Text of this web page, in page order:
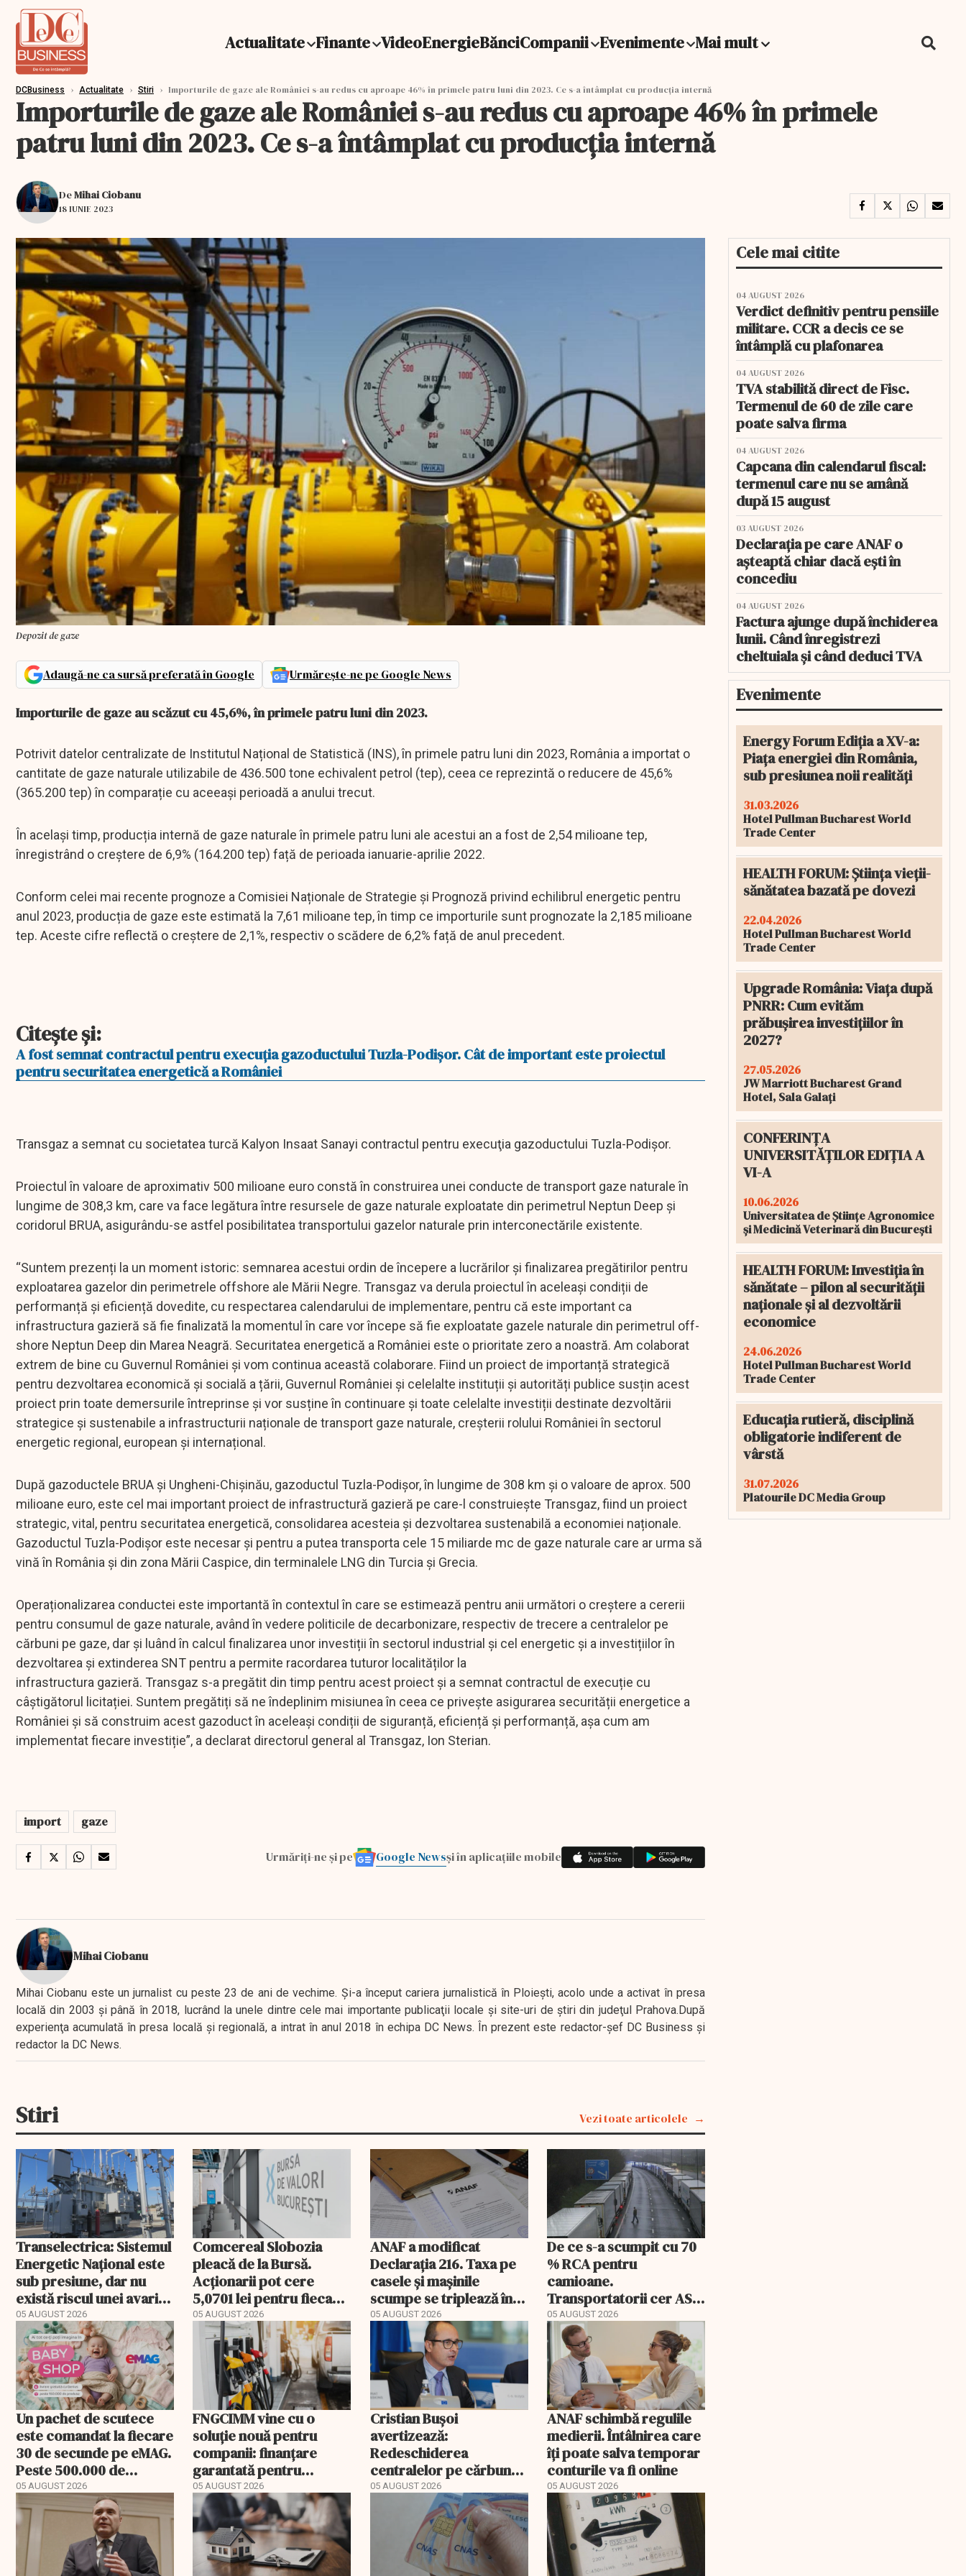
Actualitate Finante VideoEnergieBănciCompanii Evenimente Mai mult
DCBusiness › Actualitate › Stiri › Importurile de gaze ale României s-au redus cu aproape 46% în primele patru luni din 2023. Ce s-a întâmplat cu producţia internă
Importurile de gaze ale României s-au redus cu aproape 46% în primele
patru luni din 2023. Ce s-a întâmplat cu producţia internă
DeMihai Ciobanu
18 IUNIE 2023
Depozit de gaze
Adaugă-ne ca sursă preferată în Google Urmărește-ne pe Google News
Importurile de gaze au scăzut cu 45,6%, în primele patru luni din 2023.
Potrivit datelor centralizate de Institutul Național de Statistică (INS), în primele patru luni din 2023, România a importat o
cantitate de gaze naturale utilizabile de 436.500 tone echivalent petrol (tep), ceea ce reprezintă o reducere de 45,6%
(365.200 tep) în comparație cu aceeași perioadă a anului trecut.
În același timp, producția internă de gaze naturale în primele patru luni ale acestui an a fost de 2,54 milioane tep,
înregistrând o creștere de 6,9% (164.200 tep) față de perioada ianuarie-aprilie 2022.
Conform celei mai recente prognoze a Comisiei Naționale de Strategie și Prognoză privind echilibrul energetic pentru
anul 2023, producția de gaze este estimată la 7,61 milioane tep, în timp ce importurile sunt prognozate la 2,185 milioane
tep. Aceste cifre reflectă o creștere de 2,1%, respectiv o scădere de 6,2% față de anul precedent.
Citeşte şi:
A fost semnat contractul pentru execuţia gazoductului Tuzla-Podişor. Cât de important este proiectul
pentru securitatea energetică a României
Transgaz a semnat cu societatea turcă Kalyon Insaat Sanayi contractul pentru execuţia gazoductului Tuzla-Podişor.
Proiectul în valoare de aproximativ 500 milioane euro constă în construirea unei conducte de transport gaze naturale în
lungime de 308,3 km, care va face legătura între resursele de gaze naturale exploatate din perimetrul Neptun Deep şi
coridorul BRUA, asigurându-se astfel posibilitatea transportului gazelor naturale prin interconectările existente.
“Suntem prezenți la un moment istoric: semnarea acestui ordin de începere a lucrărilor și finalizarea pregătirilor pentru
exploatarea gazelor din perimetrele offshore ale Mării Negre. Transgaz va derula proiectul în aceleași condiții de
performanță și eficiență dovedite, cu respectarea calendarului de implementare, pentru că este important ca
infrastructura gazieră să fie finalizată la momentul în care vor începe să fie exploatate gazele naturale din perimetrul off-
shore Neptun Deep din Marea Neagră. Securitatea energetică a României este o prioritate zero a noastră. Am colaborat
extrem de bine cu Guvernul României și vom continua această colaborare. Fiind un proiect de importanță strategică
pentru dezvoltarea economică și socială a țării, Guvernul României și celelalte instituții și autorități publice susțin acest
proiect prin toate demersurile întreprinse și vor susține în continuare și toate celelalte investiții destinate dezvoltării
strategice și sustenabile a infrastructurii naționale de transport gaze naturale, creșterii rolului României în sectorul
energetic regional, european și internațional.
După gazoductele BRUA și Ungheni-Chișinău, gazoductul Tuzla-Podișor, în lungime de 308 km și o valoare de aprox. 500
milioane euro, este cel mai important proiect de infrastructură gazieră pe care-l construiește Transgaz, fiind un proiect
strategic, vital, pentru securitatea energetică, consolidarea acesteia și dezvoltarea sustenabilă a economiei naționale.
Gazoductul Tuzla-Podișor este necesar și pentru a putea transporta cele 15 miliarde mc de gaze naturale care ar urma să
vină în România și din zona Mării Caspice, din terminalele LNG din Turcia și Grecia.
Operaționalizarea conductei este importantă în contextul în care se estimează pentru anii următori o creștere a cererii
pentru consumul de gaze naturale, având în vedere politicile de decarbonizare, respectiv de trecere a centralelor pe
cărbuni pe gaze, dar și luând în calcul finalizarea unor investiții în sectorul industrial și cel energetic și a investițiilor în
dezvoltarea și extinderea SNT pentru a permite racordarea tuturor localităților la
infrastructura gazieră. Transgaz s-a pregătit din timp pentru acest proiect și a semnat contractul de execuție cu
câștigătorul licitației. Suntem pregătiți să ne îndeplinim misiunea în ceea ce privește asigurarea securității energetice a
României și să construim acest gazoduct în aceleași condiții de siguranță, eficiență și performanță, așa cum am
implementat fiecare investiție”, a declarat directorul general al Transgaz, Ion Sterian.
import gaze
Urmăriți-ne și pe Google Newsși în aplicațiile mobile
Mihai Ciobanu
Mihai Ciobanu este un jurnalist cu peste 23 de ani de vechime. Şi-a început cariera jurnalistică în Ploieşti, acolo unde a activat în presa
locală din 2003 şi până în 2018, lucrând la unele dintre cele mai importante publicaţii locale şi site-uri de ştiri din judeţul Prahova.După
experienţa acumulată în presa locală şi regională, a intrat în anul 2018 în echipa DC News. În prezent este redactor-şef DC Business şi
redactor la DC News.
Stiri Vezi toate articolele
Transelectrica: Sistemul
Energetic Național este
sub presiune, dar nu
există riscul unei avarii
majore
05 AUGUST 2026
Comcereal Slobozia
pleacă de la Bursă.
Acționarii pot cere
5,0701 lei pentru fiecare
acțiune
05 AUGUST 2026
ANAF a modificat
Declarația 216. Taxa pe
casele și mașinile
scumpe se triplează în
2026
05 AUGUST 2026
De ce s-a scumpit cu 70
% RCA pentru
camioane.
Transportatorii cer ASF
să publice tarifele
05 AUGUST 2026
Un pachet de scutece
este comandat la fiecare
30 de secunde pe eMAG.
Peste 500.000 de
comenzi pentru
bebeluși au fost cu
livrare a doua
05 AUGUST 2026
FNGCIMM vine cu o
soluție nouă pentru
companii: finanțare
garantată pentru
carburant și transport
05 AUGUST 2026
Cristian Bușoi
avertizează:
Redeschiderea
centralelor pe cărbune
poate costa România
peste un miliard de euro
05 AUGUST 2026
ANAF schimbă regulile
medierii. Întâlnirea care
îți poate salva temporar
conturile va fi online
05 AUGUST 2026
EXCLUSIV
Cele mai citite
04 AUGUST 2026
Verdict definitiv pentru pensiile
militare. CCR a decis ce se
întâmplă cu plafonarea
04 AUGUST 2026
TVA stabilită direct de Fisc.
Termenul de 60 de zile care
poate salva firma
04 AUGUST 2026
Capcana din calendarul fiscal:
termenul care nu se amână
după 15 august
03 AUGUST 2026
Declarația pe care ANAF o
așteaptă chiar dacă ești în
concediu
04 AUGUST 2026
Factura ajunge după închiderea
lunii. Când înregistrezi
cheltuiala și când deduci TVA
Evenimente
Energy Forum Ediția a XV-a:
Piața energiei din România,
sub presiunea noii realități
31.03.2026
Hotel Pullman Bucharest World
Trade Center
HEALTH FORUM: Știința vieții-
sănătatea bazată pe dovezi
22.04.2026
Hotel Pullman Bucharest World
Trade Center
Upgrade România: Viața după
PNRR: Cum evităm
prăbușirea investițiilor în
2027?
27.05.2026
JW Marriott Bucharest Grand
Hotel, Sala Galați
CONFERINȚA
UNIVERSITĂȚILOR EDIȚIA A
VI-A
10.06.2026
Universitatea de Științe Agronomice
și Medicină Veterinară din București
HEALTH FORUM: Investiția în
sănătate – pilon al securității
naționale și al dezvoltării
economice
24.06.2026
Hotel Pullman Bucharest World
Trade Center
Educația rutieră, disciplină
obligatorie indiferent de
vârstă
31.07.2026
Platourile DC Media Group